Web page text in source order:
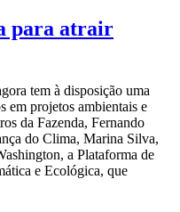
para atrair
tem à disposição uma
em projetos ambientais e
da Fazenda, Fernando
do Clima, Marina Silva,
a Plataforma de
e Ecológica, que